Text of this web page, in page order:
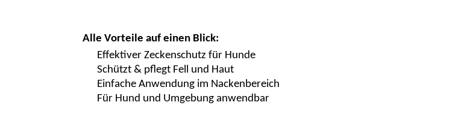
Alle Vorteile auf einen Blick:
Effektiver Zeckenschutz für Hunde
Schützt & pflegt Fell und Haut
Einfache Anwendung im Nackenbereich
Für Hund und Umgebung anwendbar